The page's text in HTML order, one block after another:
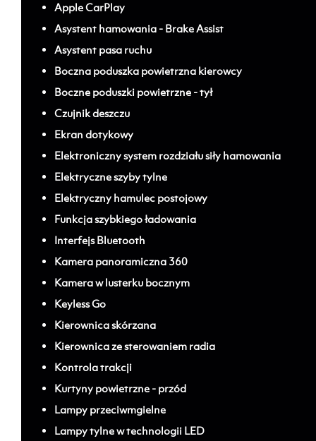
Apple CarPlay
Asystent hamowania - Brake Assist
Asystent pasa ruchu
Boczna poduszka powietrzna kierowcy
Boczne poduszki powietrzne - tył
Czujnik deszczu
Ekran dotykowy
Elektroniczny system rozdziału siły hamowania
Elektryczne szyby tylne
Elektryczny hamulec postojowy
Funkcja szybkiego ładowania
Interfejs Bluetooth
Kamera panoramiczna 360
Kamera w lusterku bocznym
Keyless Go
Kierownica skórzana
Kierownica ze sterowaniem radia
Kontrola trakcji
Kurtyny powietrzne - przód
Lampy przeciwmgielne
Lampy tylne w technologii LED